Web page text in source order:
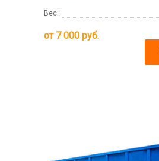
Вес:
от 7 000 руб.